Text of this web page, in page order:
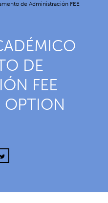
de Administración FEE
DE
FEE
OPTION